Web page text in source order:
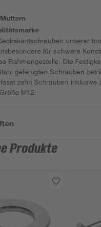
unserer
für schwere
Rahmengestelle. Die
gefertigten Schrauben
zehn Schrauben inklusive
M12.
Produkte